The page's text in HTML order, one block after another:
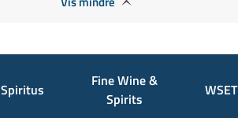
Spiritus
Fine Wine &
Spirits
WSET